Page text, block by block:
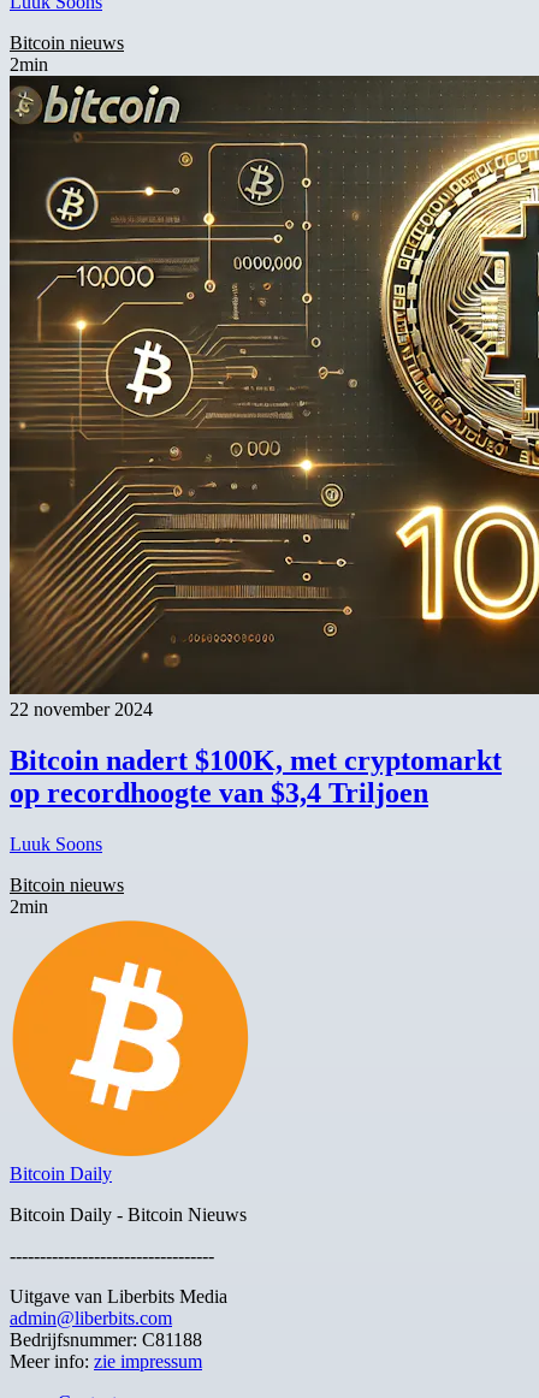
Bitcoin nieuws
2min
22 november 2024
Bitcoin nadert $100K, met cryptomarkt
op recordhoogte van $3,4 Triljoen
Luuk Soons
Bitcoin nieuws
2min
Bitcoin Daily
Bitcoin Daily - Bitcoin Nieuws
----------------------------------
Uitgave van Liberbits Media
admin@liberbits.com
Bedrijfsnummer: C81188
Meer info: zie impressum